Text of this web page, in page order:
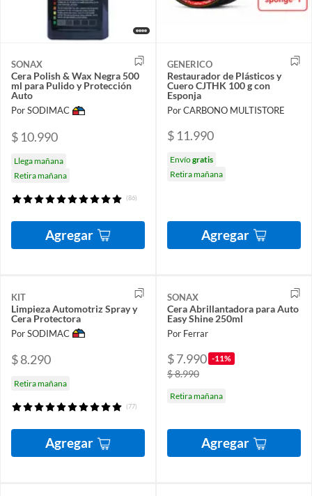
SONAX
Cera Polish & Wax Negra 500
ml para Pulido y Protección
Auto
Por SODIMAC
$ 10.990
Llega mañana
Retira mañana
(86)
Agregar
GENERICO
Restaurador de Plásticos y
Cuero CJTHK 100 g con
Esponja
Por CARBONO MULTISTORE
$ 11.990
Envíogratis
Retira mañana
Agregar
KIT
Limpieza Automotriz Spray y
Cera Protectora
Por SODIMAC
$ 8.290
Retira mañana
(77)
Agregar
SONAX
Cera Abrillantadora para Auto
Easy Shine 250ml
Por Ferrar
$ 7.990 -11%
$ 8.990
Retira mañana
Agregar